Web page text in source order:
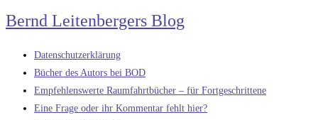
Zum
Inhalt
springen
Bernd Leitenbergers Blog
Datenschutzerklärung
Bücher des Autors bei BOD
Empfehlenswerte Raumfahrtbücher – für Fortgeschrittene
Eine Frage oder ihr Kommentar fehlt hier?